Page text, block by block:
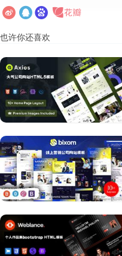
也许你还喜欢